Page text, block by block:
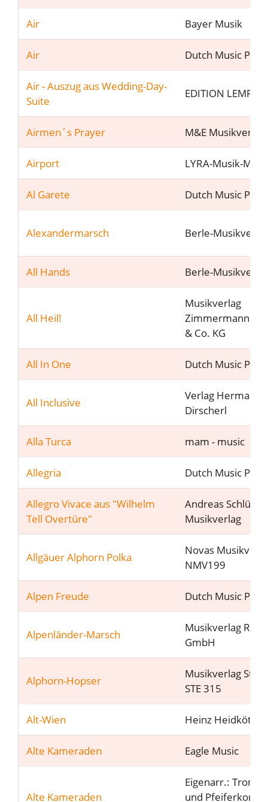
Air Bayer Musik
Air Dutch Music
Air - Auszug aus Wedding-Day-
Suite
EDITION
Airmen´s Prayer M&E Musikverlag
Airport LYRA-Musik-
Al Garete Dutch Music
Alexandermarsch Berle-
All Hands Berle-
All Heil!
Musikverlag
Zimmermann
& Co. KG
All In One Dutch Music
All Inclusive
Verlag Hermann
Dirscherl
Alla Turca mam - music
Allegria Dutch Music
Allegro Vivace aus "Wilhelm
Tell Overtüre"
Andreas Schlüter
Musikverlag
Allgäuer Alphorn Polka
Novas
NMV199
Alpen Freude Dutch Music
Alpenländer-Marsch
Musikverlag
GmbH
Alphorn-Hopser
Musikverlag
STE 315
Alt-Wien Heinz Heidkötter
Alte Kameraden Eagle Music
Alte Kameraden
Eigenarr.:
und Pfeiferkorps